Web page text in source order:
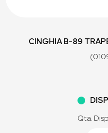
CINGHIA B-89
Qta.